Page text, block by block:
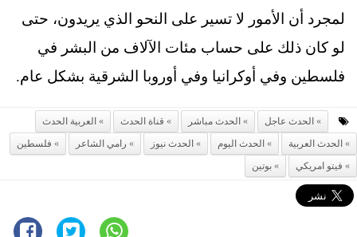
لمجرد أن الأمور لا تسير على النحو الذي يريدون، حتى
لو كان ذلك على حساب مئات الآلاف من البشر في
فلسطين وفي أوكرانيا وفي أوروبا الشرقية بشكل عام.
الحدث عاجل الحدث مباشر قناة الحدث
العربية الحدث
الحدث العربية
الحدث اليوم الحدث نيوز رامي الشاعر
فلسطين
فيتو امريكي
بوتين